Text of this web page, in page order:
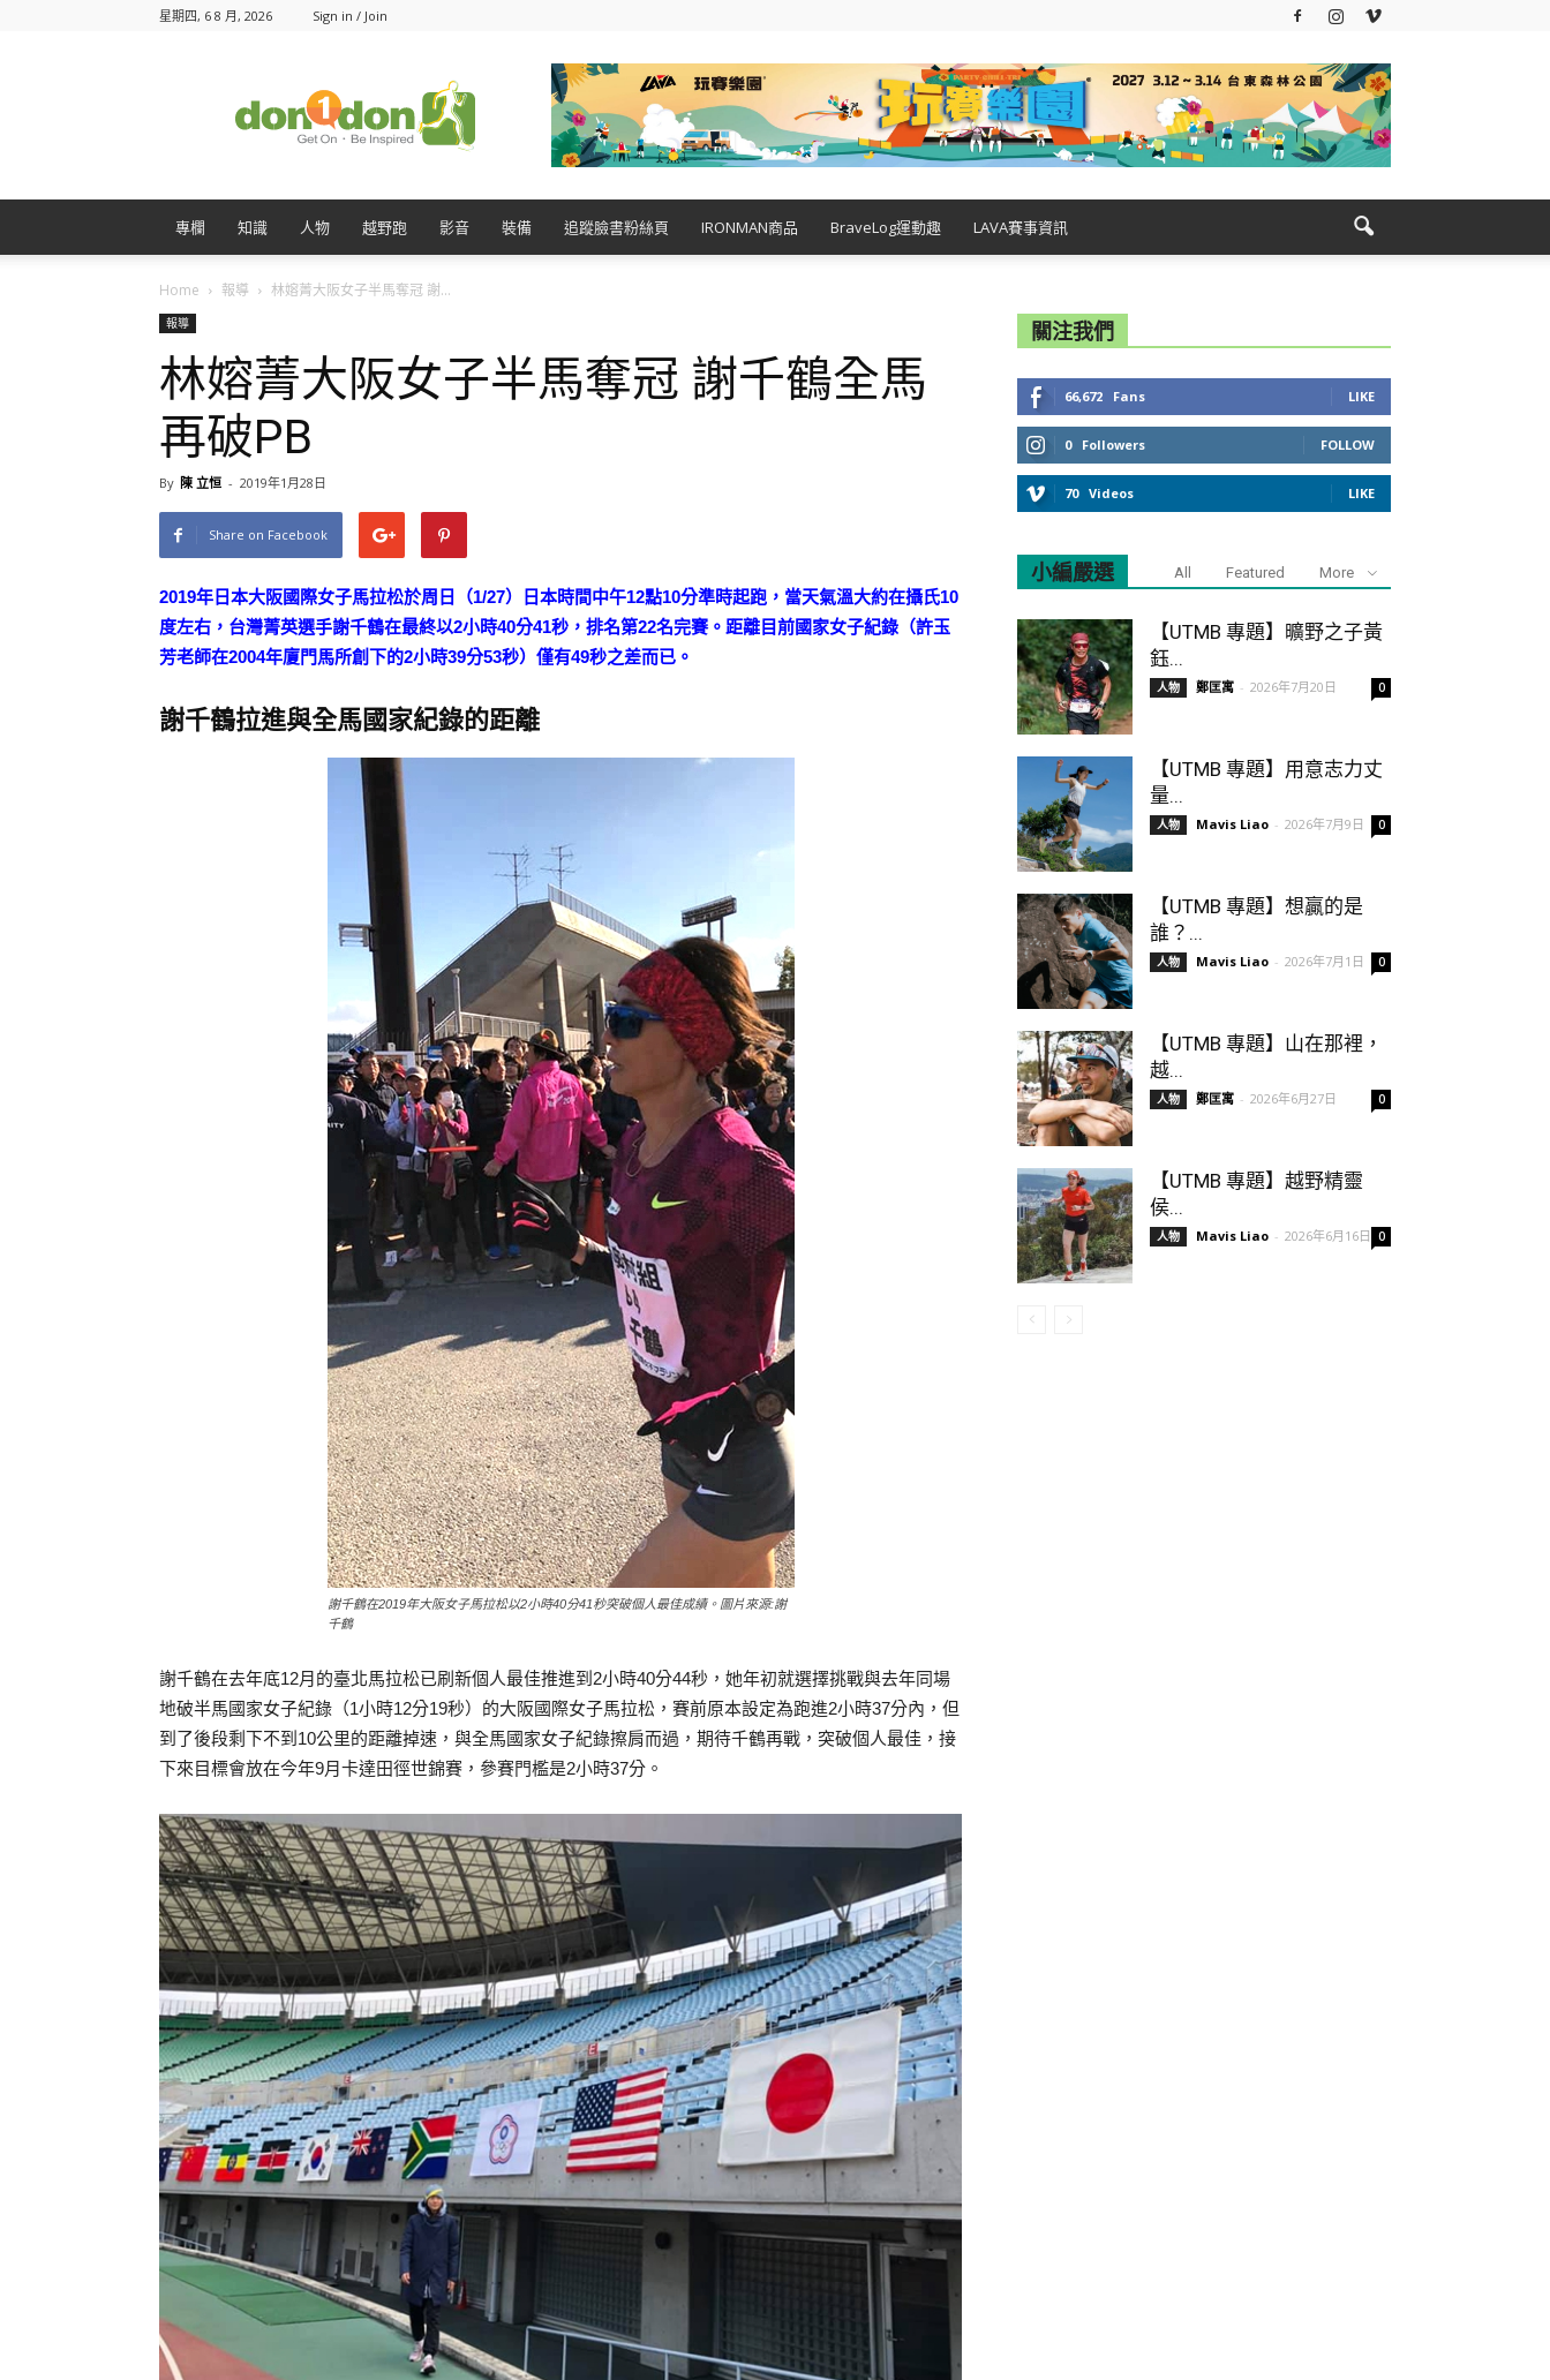
星期四, 6 8 月, 2026 Sign in / Join
專欄 知識 人物 越野跑 影音 裝備 追蹤臉書粉絲頁 IRONMAN商品 BraveLog運動趣 LAVA賽事資訊
Home 報導 林嫆菁大阪女子半馬奪冠 謝...
報導
林嫆菁大阪女子半馬奪冠 謝千鶴全馬
再破PB
By 陳 立恒 - 2019年1月28日
Share on Facebook
2019年日本大阪國際女子馬拉松於周日（1/27）日本時間中午12點10分準時起跑，當天氣溫大約在攝氏10
度左右，台灣菁英選手謝千鶴在最終以2小時40分41秒，排名第22名完賽。距離目前國家女子紀錄（許玉
芳老師在2004年廈門馬所創下的2小時39分53秒）僅有49秒之差而已。
謝千鶴拉進與全馬國家紀錄的距離
謝千鶴在2019年大阪女子馬拉松以2小時40分41秒突破個人最佳成績。圖片來源:謝
千鶴
謝千鶴在去年底12月的臺北馬拉松已刷新個人最佳推進到2小時40分44秒，她年初就選擇挑戰與去年同場
地破半馬國家女子紀錄（1小時12分19秒）的大阪國際女子馬拉松，賽前原本設定為跑進2小時37分內，但
到了後段剩下不到10公里的距離掉速，與全馬國家女子紀錄擦肩而過，期待千鶴再戰，突破個人最佳，接
下來目標會放在今年9月卡達田徑世錦賽，參賽門檻是2小時37分。
關注我們
66,672 Fans LIKE
0 Followers FOLLOW
70 Videos LIKE
小編嚴選 All Featured More
【UTMB 專題】曠野之子黃
鈺...
人物 鄭匡寓 - 2026年7月20日 0
【UTMB 專題】用意志力丈
量...
人物 Mavis Liao - 2026年7月9日 0
【UTMB 專題】想贏的是
誰？...
人物 Mavis Liao - 2026年7月1日 0
【UTMB 專題】山在那裡，
越...
人物 鄭匡寓 - 2026年6月27日 0
【UTMB 專題】越野精靈
侯...
人物 Mavis Liao - 2026年6月16日 0